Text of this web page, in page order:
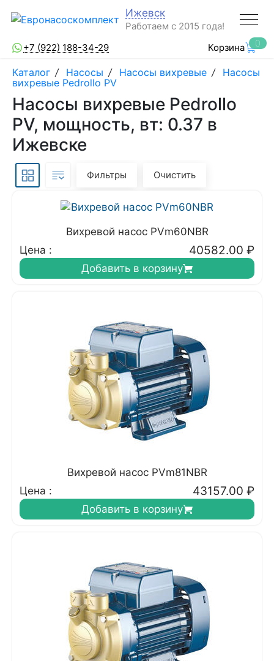
Ижевск
Работаем с 2015 года!
+7 (922) 188-34-29
Корзина 0
Каталог / Насосы / Насосы вихревые / Насосы
вихревые Pedrollo PV
Насосы вихревые Pedrollo
PV, мощность, вт: 0.37 в
Ижевске
Фильтры Очистить
Вихревой насос PVm60NBR
Цена :
40582.00 ₽
Добавить в корзину
Вихревой насос PVm81NBR
Цена :
43157.00 ₽
Добавить в корзину